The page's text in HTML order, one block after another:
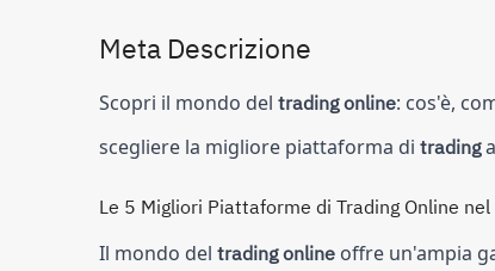
Meta Descrizione
Scopri il mondo del trading online: cos'è,
scegliere la migliore piattaforma di trading
Le 5 Migliori Piattaforme di Trading Online
Il mondo del trading online offre un'ampia